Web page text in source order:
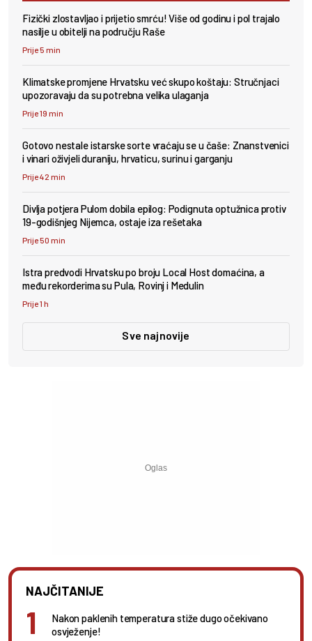
Fizički zlostavljao i prijetio smrću! Više od godinu i pol trajalo
nasilje u obitelji na području Raše
Prije 5 min
Klimatske promjene Hrvatsku već skupo koštaju: Stručnjaci
upozoravaju da su potrebna velika ulaganja
Prije 19 min
Gotovo nestale istarske sorte vraćaju se u čaše: Znanstvenici
i vinari oživjeli duraniju, hrvaticu, surinu i garganju
Prije 42 min
Divlja potjera Pulom dobila epilog: Podignuta optužnica protiv
19-godišnjeg Nijemca, ostaje iza rešetaka
Prije 50 min
Istra predvodi Hrvatsku po broju Local Host domaćina, a
među rekorderima su Pula, Rovinj i Medulin
Prije 1 h
Sve najnovije
NAJČITANIJE
Nakon paklenih temperatura stiže dugo očekivano
osvježenje!